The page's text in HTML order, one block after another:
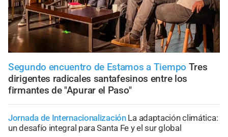
Segundo encuentro de Estamos a Tiempo Tres
dirigentes radicales santafesinos entre los
firmantes de "Apurar el Paso"
Jornada de Internacionalización La adaptación climática:
un desafío integral para Santa Fe y el sur global